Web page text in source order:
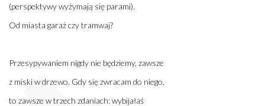
(perspektywy wyżymają się parami).
Od miasta garaż czy tramwaj?
Przesypywaniem nigdy nie będziemy, zawsze
z miski w drzewo. Gdy się zwracam do niego,
to zawsze w trzech zdaniach: wybijałaś